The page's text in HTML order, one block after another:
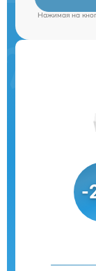
Нажимая на
-